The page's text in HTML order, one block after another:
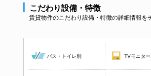
こだわり設備・特徴
賃貸物件のこだわり設備・特徴の詳細情報を
バス・トイレ別 TVモニター